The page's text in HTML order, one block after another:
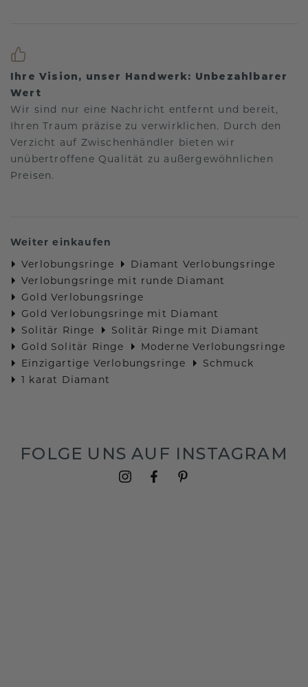
Ihre Vision, unser Handwerk: Unbezahlbarer
Wert
Wir sind nur eine Nachricht entfernt und bereit,
Ihren Traum präzise zu verwirklichen. Durch den
Verzicht auf Zwischenhändler bieten wir
unübertroffene Qualität zu außergewöhnlichen
Preisen.
Weiter einkaufen
Verlobungsringe
Diamant Verlobungsringe
Verlobungsringe mit runde Diamant
Gold Verlobungsringe
Gold Verlobungsringe mit Diamant
Solitär Ringe
Solitär Ringe mit Diamant
Gold Solitär Ringe
Moderne Verlobungsringe
Einzigartige Verlobungsringe
Schmuck
1 karat Diamant
FOLGE UNS AUF INSTAGRAM